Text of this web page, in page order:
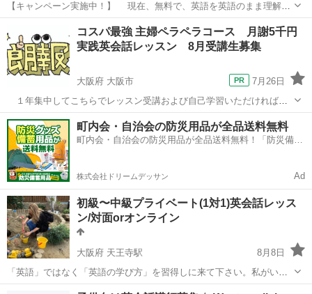
【キャンペーン実施中！】 現在、無料で、英語を英語のまま理解で
きるようになる「英語の本当の勉強方法」を教えています。 英語教
室野洲『ボランティア・プロジェクト』の一環で、完全無料で、９
７％以上の日本人は知らな...
英会話 英語教室
コスパ最強 主婦ペラペラコース 月謝5千円
実践英会話レッスン 8月受講生募集
大阪府 大阪市
7月26日
１年集中してこちらでレッスン受講および自己学習いただければ、
１年で英会話マスターが夢じゃなくなります。 もちろん、信じるか
信じないかは、あなた次第です。 今回、8月受講生を募集します。
できるだけ早めにお申し込み...
大阪 大阪市 英会話 英会話レッスン
町内会・自治会の防災用品が全品送料無料
町内会・自治会の防災用品が全品送料無料！「防災備蓄
株式会社ドリームデッサン Ad
初級〜中級プライベート(1対1)英会話レッス
ン/対面orオンライン
大阪府 天王寺駅
8月8日
「英語」ではなく「英語の学び方」を習得しに来て下さい。私がいな
くてもご自身の力で一生英語学習を継続していけるように、本気のレ
大阪市 天王寺駅 英会話 レッスン